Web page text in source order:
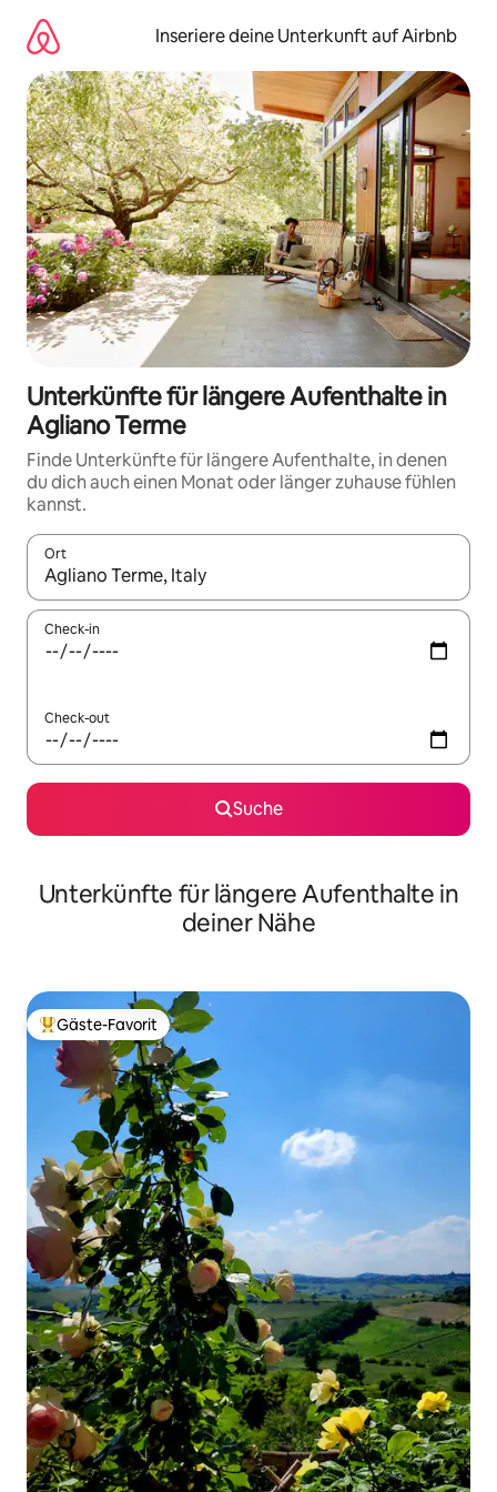
Inhalten
springen
Inseriere deine Unterkunft auf Airbnb
Unterkünfte für längere Aufenthalte in
Agliano Terme
Finde Unterkünfte für längere Aufenthalte, in denen
du dich auch einen Monat oder länger zuhause fühlen
kannst.
Ort
Wenn Ergebnisse verfügbar sind, navigiere mit den
Check-in
Check-out
Suche
Unterkünfte für längere Aufenthalte in
deiner Nähe
Beliebter Gäste-Favorit.
Gäste-Favorit